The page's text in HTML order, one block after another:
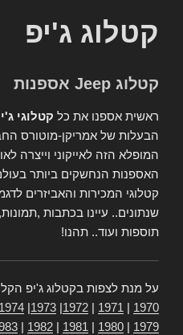
קטלוג ג'יפ
קטלוג Jeep אספנות
ראשית אספנו את כל קטלוגי
הבעלות של אמריקן-מוטורס
המופלא הזה לאייקוני וייצרה
האספנות הנחשקים ביותר
קטלוגי המכירות והאביזרים
שנתונים.. עיינו בכתבות
תוספות ועוד.. תהנו!
על מנת לצפות בקטלוג ג'יפ
1970
1971
1972
1973
1974
1979
1980
1981
1982